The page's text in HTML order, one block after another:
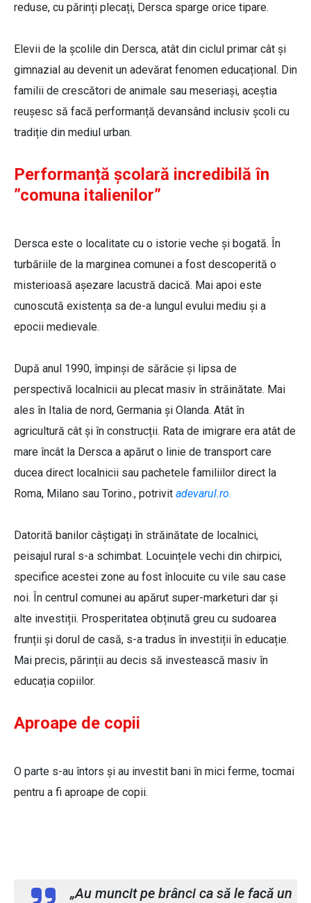
reduse, cu părinți plecați, Dersca sparge orice tipare.
Elevii de la școlile din Dersca, atât din ciclul primar cât și
gimnazial au devenit un adevărat fenomen educațional. Din
familii de crescători de animale sau meseriași, aceștia
reușesc să facă performanță devansând inclusiv școli cu
tradiție din mediul urban.
Performanță școlară incredibilă în
”comuna italienilor”
Dersca este o localitate cu o istorie veche și bogată. În
turbăriile de la marginea comunei a fost descoperită o
misterioasă așezare lacustră dacică. Mai apoi este
cunoscută existența sa de-a lungul evului mediu și a
epocii medievale.
După anul 1990, împinși de sărăcie și lipsa de
perspectivă localnicii au plecat masiv în străinătate. Mai
ales în Italia de nord, Germania și Olanda. Atât în
agricultură cât și în construcții. Rata de imigrare era atât de
mare încât la Dersca a apărut o linie de transport care
ducea direct localnicii sau pachetele familiilor direct la
Roma, Milano sau Torino., potrivit adevarul.ro.
Datorită banilor câștigați în străinătate de localnici,
peisajul rural s-a schimbat. Locuințele vechi din chirpici,
specifice acestei zone au fost înlocuite cu vile sau case
noi. În centrul comunei au apărut super-marketuri dar și
alte investiții. Prosperitatea obținută greu cu sudoarea
frunții și dorul de casă, s-a tradus în investiții în educație.
Mai precis, părinții au decis să investească masiv în
educația copiilor.
Aproape de copii
O parte s-au întors și au investit bani în mici ferme, tocmai
pentru a fi aproape de copii.
„Au muncit pe brânci ca să le facă un